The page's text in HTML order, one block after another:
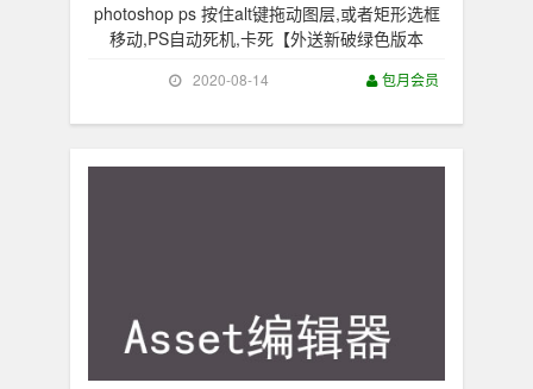
photoshop ps 按住alt键拖动图层,或者矩形选框
移动,PS自动死机,卡死【外送新破绿色版本
2020-08-14 包月会员